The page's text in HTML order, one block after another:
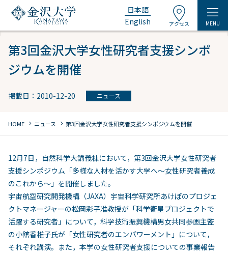
日本語
English
アクセス MENU
第3回金沢大学女性研究者支援シンポ
ジウムを開催
掲載日：2010-12-20 ニュース
HOME chevron_right ニュース chevron_right 第3回金沢大学女性研究者支援シンポジウムを開催
12月7日，自然科学大講義棟において，第3回金沢大学女性研究者
支援シンポジウム「多様な人材を活かす大学へ～女性研究者養成
のこれから～」を開催しました。
宇宙航空研究開発機構（JAXA）宇宙科学研究所あけぼのプロジェ
クトマネージャーの松岡彩子准教授が「科学衛星プロジェクトで
活躍する研究者」について，科学技術振興機構男女共同参画主監
の小舘香椎子氏が「女性研究者のエンパワーメント」について，
それぞれ講演。また，本学の女性研究者支援についての事業報告